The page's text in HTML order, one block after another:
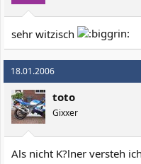
sehr witzisch
18.01.2006
toto
Gixxer
Als nicht K?lner versteh